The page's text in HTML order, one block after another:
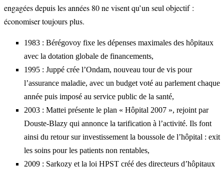
engagées depuis les années 80 ne visent qu’un seul objectif :
économiser toujours plus.
1983 : Bérégovoy fixe les dépenses maximales des hôpitaux
avec la dotation globale de financements,
1995 : Juppé crée l’Ondam, nouveau tour de vis pour
l’assurance maladie, avec un budget voté au parlement chaque
année puis imposé au service public de la santé,
2003 : Mattei présente le plan « Hôpital 2007 », rejoint par
Douste-Blazy qui annonce la tarification à l’activité. Ils font
ainsi du retour sur investissement la boussole de l’hôpital : exit
les soins pour les patients non rentables,
2009 : Sarkozy et la loi HPST créé des directeurs d’hôpitaux